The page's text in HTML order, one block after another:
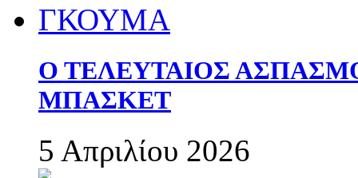
Ο ΤΕΛΕΥΤΑΙΟΣ
ΜΠΑΣΚΕΤ
5 Απριλίου 2026